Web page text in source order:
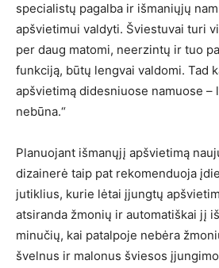
specialistų pagalba ir išmaniųjų
apšvietimui valdyti. Šviestuvai turi
per daug matomi, neerzintų ir tuo
funkciją, būtų lengvai valdomi. Tad
apšvietimą didesniuose namuose –
nebūna.“
Planuojant išmanųjį apšvietimą
dizainerė taip pat rekomenduoja
jutiklius, kurie lėtai įjungtų
atsiranda žmonių ir automatiškai jį
minučių, kai patalpoje nebėra
švelnus ir malonus šviesos